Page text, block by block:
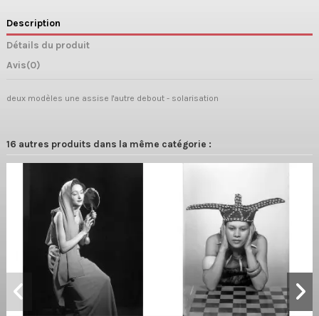
Description
Détails du produit
Avis(0)
deux modèles une assise l'autre debout - solarisation
16 autres produits dans la même catégorie :